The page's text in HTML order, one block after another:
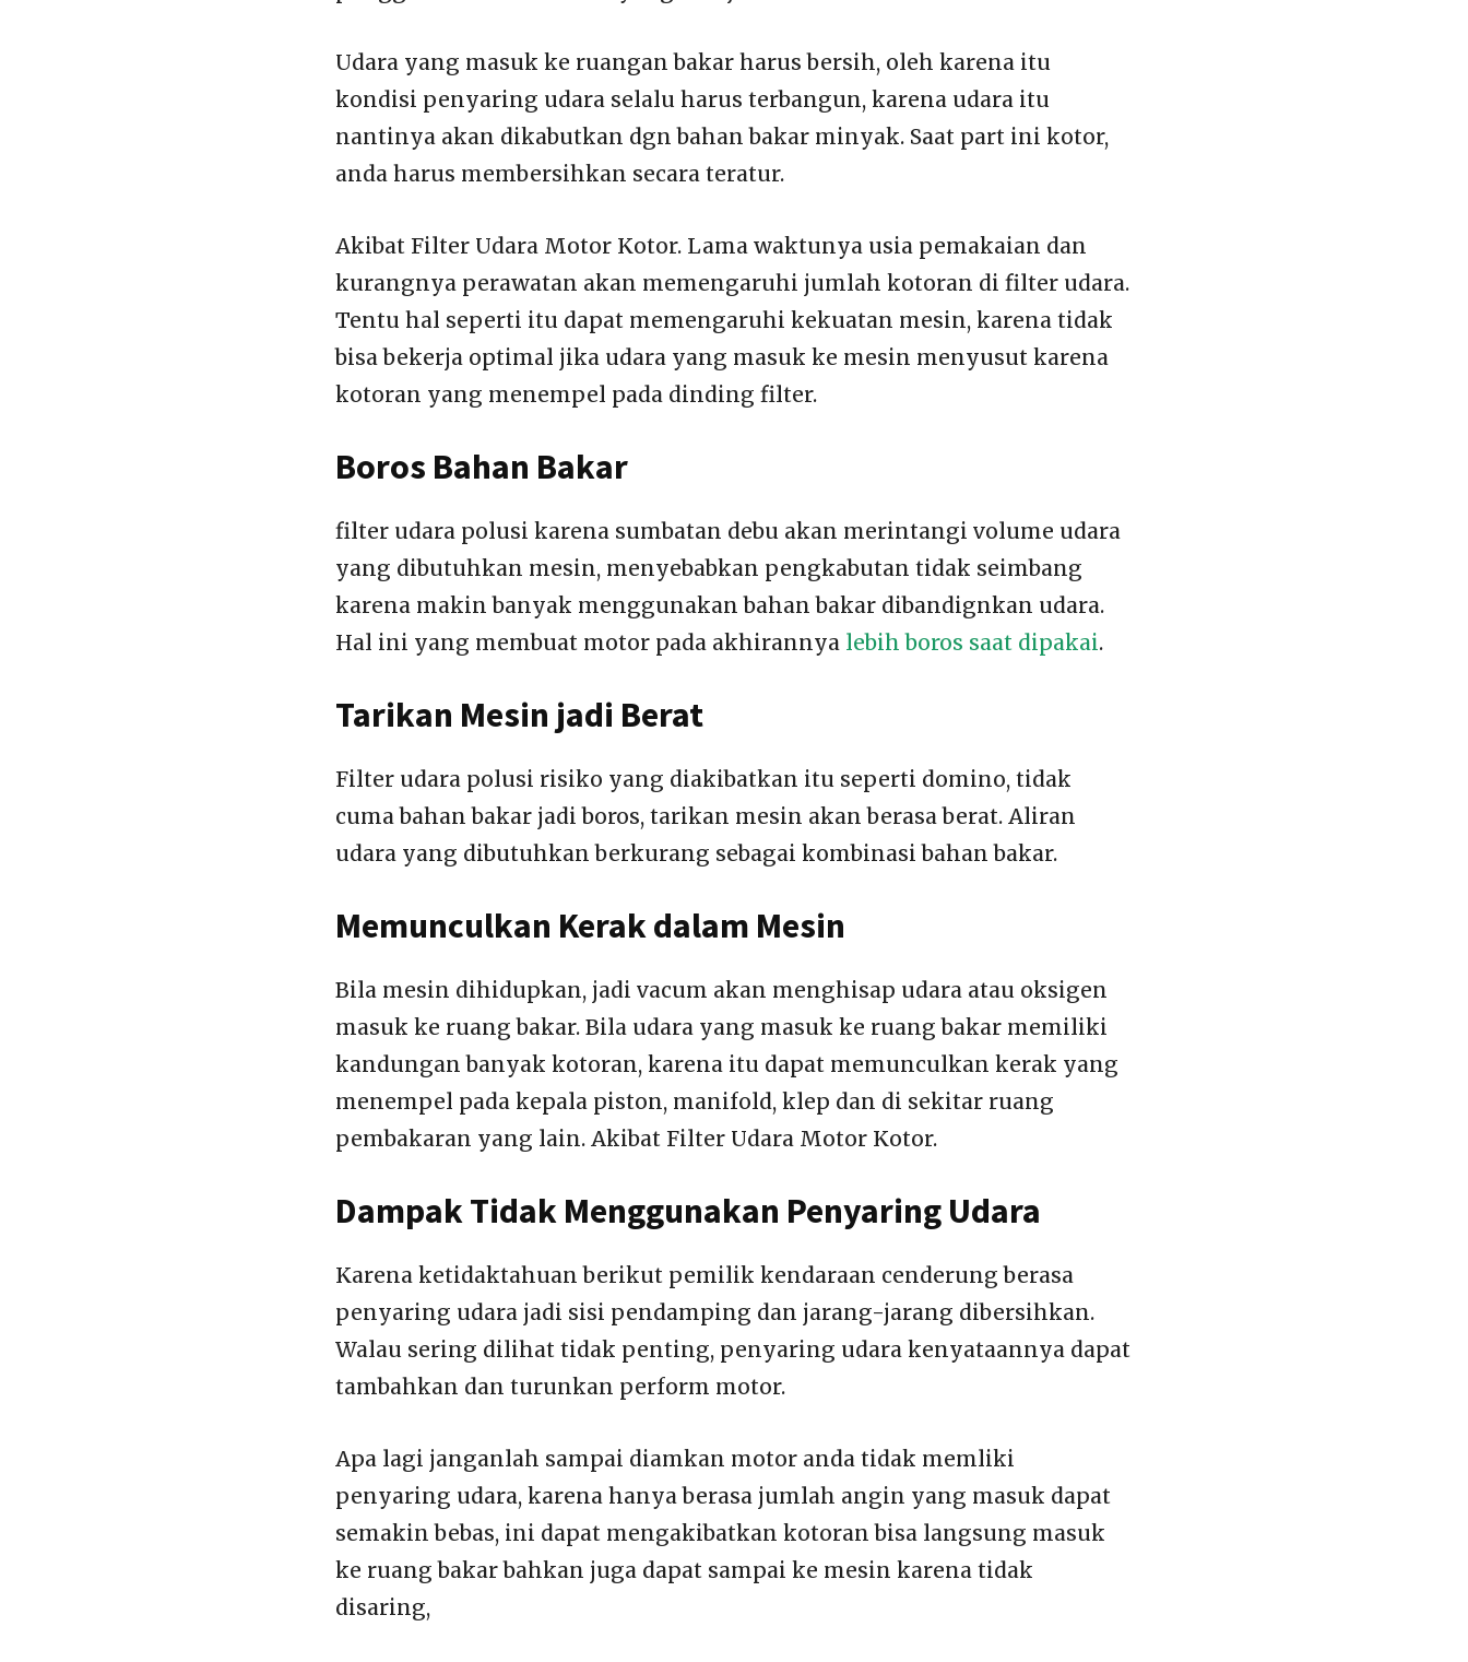
Udara yang masuk ke ruangan bakar harus bersih, oleh karena itu
kondisi penyaring udara selalu harus terbangun, karena udara itu
nantinya akan dikabutkan dgn bahan bakar minyak. Saat part ini kotor,
anda harus membersihkan secara teratur.
Akibat Filter Udara Motor Kotor. Lama waktunya usia pemakaian dan
kurangnya perawatan akan memengaruhi jumlah kotoran di filter udara.
Tentu hal seperti itu dapat memengaruhi kekuatan mesin, karena tidak
bisa bekerja optimal jika udara yang masuk ke mesin menyusut karena
kotoran yang menempel pada dinding filter.
Boros Bahan Bakar
filter udara polusi karena sumbatan debu akan merintangi volume udara
yang dibutuhkan mesin, menyebabkan pengkabutan tidak seimbang
karena makin banyak menggunakan bahan bakar dibandignkan udara.
Hal ini yang membuat motor pada akhirannya lebih boros saat dipakai.
Tarikan Mesin jadi Berat
Filter udara polusi risiko yang diakibatkan itu seperti domino, tidak
cuma bahan bakar jadi boros, tarikan mesin akan berasa berat. Aliran
udara yang dibutuhkan berkurang sebagai kombinasi bahan bakar.
Memunculkan Kerak dalam Mesin
Bila mesin dihidupkan, jadi vacum akan menghisap udara atau oksigen
masuk ke ruang bakar. Bila udara yang masuk ke ruang bakar memiliki
kandungan banyak kotoran, karena itu dapat memunculkan kerak yang
menempel pada kepala piston, manifold, klep dan di sekitar ruang
pembakaran yang lain. Akibat Filter Udara Motor Kotor.
Dampak Tidak Menggunakan Penyaring Udara
Karena ketidaktahuan berikut pemilik kendaraan cenderung berasa
penyaring udara jadi sisi pendamping dan jarang-jarang dibersihkan.
Walau sering dilihat tidak penting, penyaring udara kenyataannya dapat
tambahkan dan turunkan perform motor.
Apa lagi janganlah sampai diamkan motor anda tidak memliki
penyaring udara, karena hanya berasa jumlah angin yang masuk dapat
semakin bebas, ini dapat mengakibatkan kotoran bisa langsung masuk
ke ruang bakar bahkan juga dapat sampai ke mesin karena tidak
disaring,